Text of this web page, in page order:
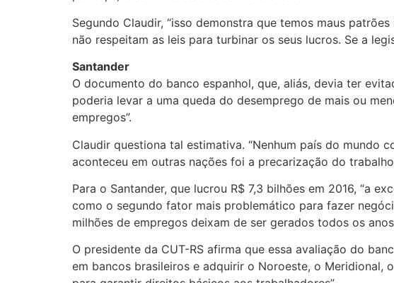
Segundo Claudir, “isso demonstra que temos maus
não respeitam as leis para turbinar os seus lucros. Se a
Santander
O documento do banco espanhol, que, aliás, devia ter
poderia levar a uma queda do desemprego de mais ou
empregos”.
Claudir questiona tal estimativa. “Nenhum país do mundo
aconteceu em outras nações foi a precarização do
Para o Santander, que lucrou R$ 7,3 bilhões em 2016, “a
como o segundo fator mais problemático para fazer
milhões de empregos deixam de ser gerados todos os
O presidente da CUT-RS afirma que essa avaliação do
em bancos brasileiros e adquirir o Noroeste, o Meridional,